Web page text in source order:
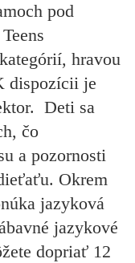
pod
hravou
dispozícii je
Deti sa
čo
a pozornosti
Okrem
jazyková
jazykové
dopriať 12